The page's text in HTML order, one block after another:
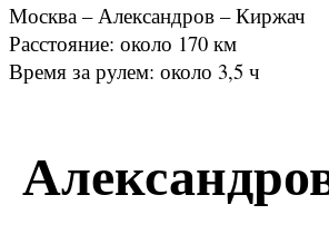
Москва – Александров – Киржач
Расстояние: около 170 км
Время за рулем: около 3,5 ч